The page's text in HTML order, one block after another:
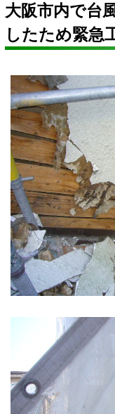
大阪市内で台
したため緊急